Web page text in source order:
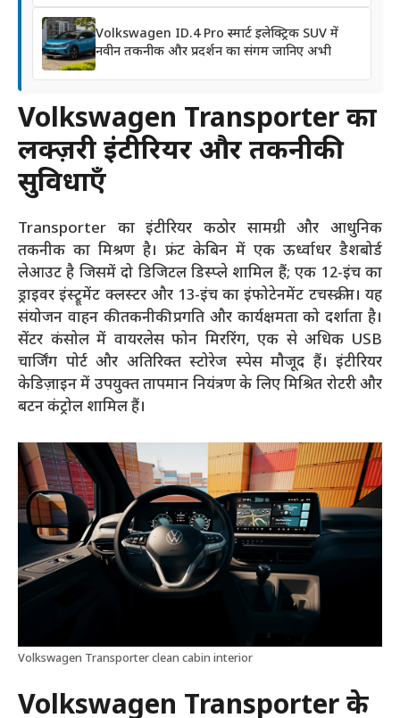
Volkswagen ID.4 Pro स्मार्ट इलेक्ट्रिक SUV में
नवीन तकनीक और प्रदर्शन का संगम जानिए अभी
Volkswagen Transporter का
लक्ज़री इंटीरियर और तकनीकी
सुविधाएँ
Transporter का इंटीरियर कठोर सामग्री और आधुनिक
तकनीक का मिश्रण है। फ्रंट केबिन में एक ऊर्ध्वाधर डैशबोर्ड
लेआउट है जिसमें दो डिजिटल डिस्प्ले शामिल हैं; एक 12-इंच का
ड्राइवर इंस्ट्रूमेंट क्लस्टर और 13-इंच का इंफोटेनमेंट टचस्क्रीन। यह
संयोजन वाहन की तकनीकी प्रगति और कार्यक्षमता को दर्शाता है।
सेंटर कंसोल में वायरलेस फोन मिररिंग, एक से अधिक USB
चार्जिंग पोर्ट और अतिरिक्त स्टोरेज स्पेस मौजूद हैं। इंटीरियर
केडिज़ाइन में उपयुक्त तापमान नियंत्रण के लिए मिश्रित रोटरी और
बटन कंट्रोल शामिल हैं।
Volkswagen Transporter clean cabin interior
Volkswagen Transporter के